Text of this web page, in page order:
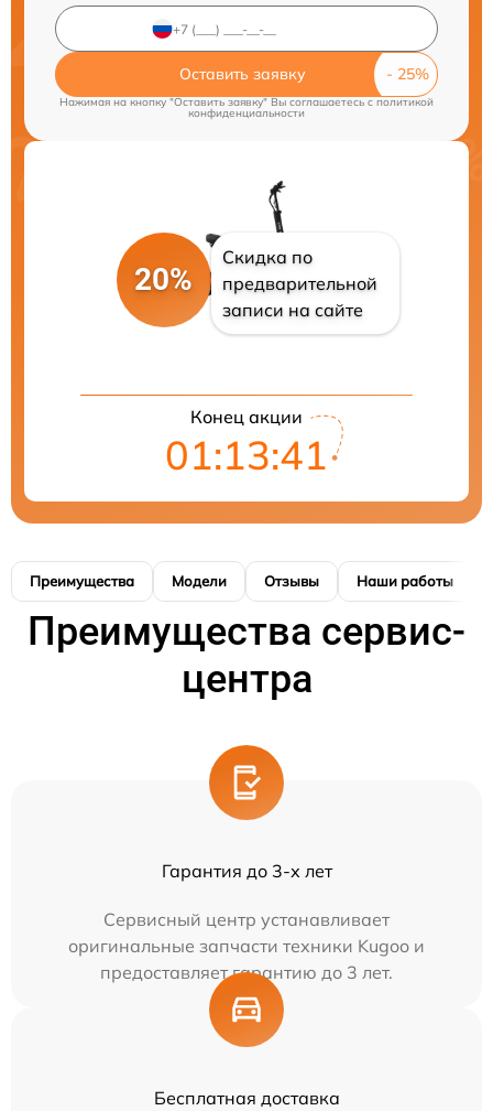
Оставить заявку
Нажимая на кнопку "Оставить заявку" Вы соглашаетесь cполитикой
конфиденциальности
20%
Скидка по
предварительной
записи на сайте
Конец акции
01:13:40
Преимущества Модели Отзывы Наши работы
Преимущества сервис-
центра
Гарантия до 3-х лет
Сервисный центр устанавливает
оригинальные запчасти техники Kugoo и
предоставляет гарантию до 3 лет.
Бесплатная доставка